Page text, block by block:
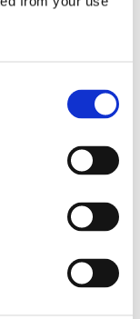
mistrzów.
w Warszawie.